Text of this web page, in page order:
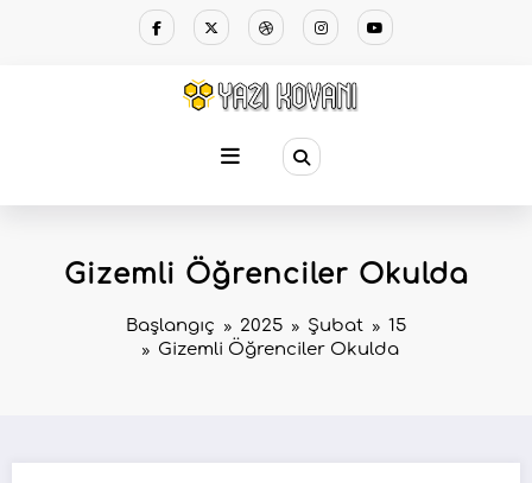
Gizemli Öğrenciler Okulda
Başlangıç 2025 Şubat
15
Gizemli Öğrenciler Okulda